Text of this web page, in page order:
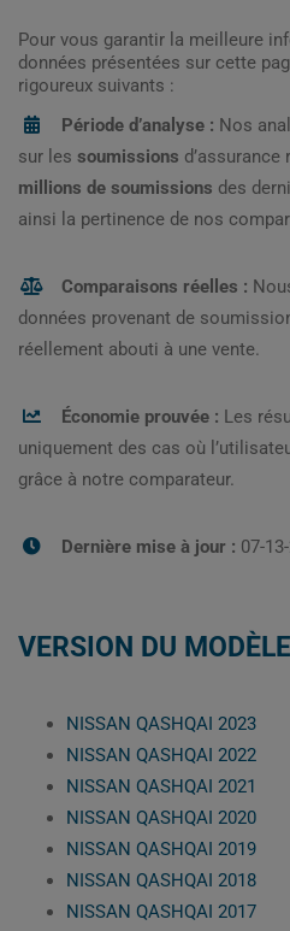
Pour vous garantir la meilleure
données présentées sur cette
rigoureux suivants :
Période d’analyse : Nos
sur les soumissions
millions de soumissions des
ainsi la pertinence de nos
Comparaisons réelles :
données provenant de
réellement abouti à une vente.
Économie prouvée : Les
uniquement des cas où
grâce à notre comparateur.
Dernière mise à jour : 07-
VERSION DU
NISSAN QASHQAI 2023
NISSAN QASHQAI 2022
NISSAN QASHQAI 2021
NISSAN QASHQAI 2020
NISSAN QASHQAI 2019
NISSAN QASHQAI 2018
NISSAN QASHQAI 2017